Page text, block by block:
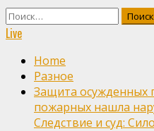
Найти:
Live
Home
Разное
Защита осужденных
пожарных нашла
Следствие и суд: